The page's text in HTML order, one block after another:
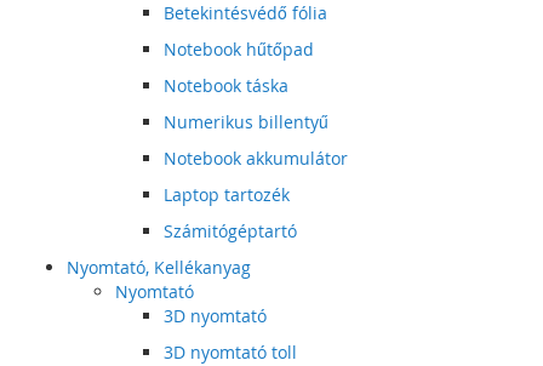
Betekintésvédő fólia
Notebook hűtőpad
Notebook táska
Numerikus billentyű
Notebook akkumulátor
Laptop tartozék
Számitógéptartó
Nyomtató, Kellékanyag
Nyomtató
3D nyomtató
3D nyomtató toll